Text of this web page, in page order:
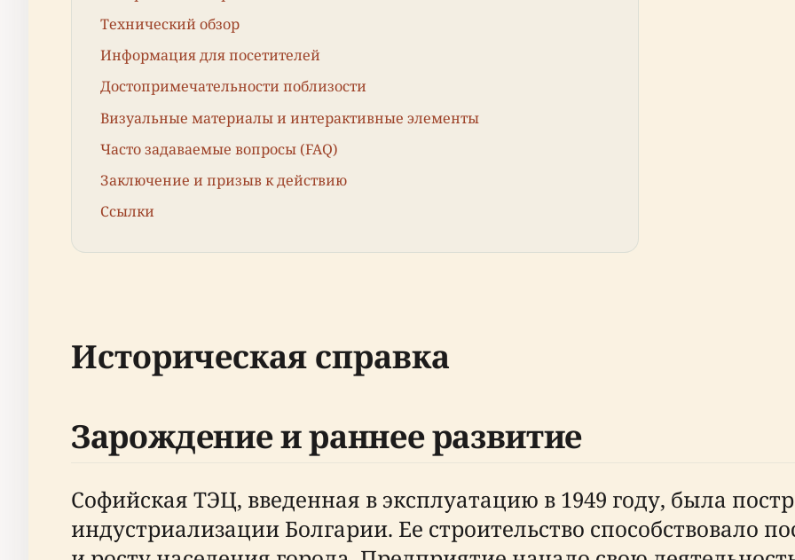
Технический обзор
Информация для посетителей
Достопримечательности поблизости
Визуальные материалы и интерактивные элементы
Часто задаваемые вопросы (FAQ)
Заключение и призыв к действию
Ссылки
Историческая справка
Зарождение и раннее развитие
Софийская ТЭЦ, введенная в эксплуатацию в 1949 году, была
индустриализации Болгарии. Ее строительство способствовало